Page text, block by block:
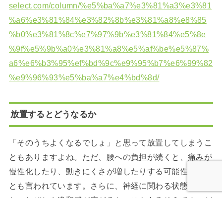
select.com/column/%e5%ba%a7%e3%81%a3%e3%81
%a6%e3%81%84%e3%82%8b%e3%81%a8%e8%85
%b0%e3%81%8c%e7%97%9b%e3%81%84%e5%8e
%9f%e5%9b%a0%e3%81%a8%e5%af%be%e5%87%
a6%e6%b3%95%ef%bd%9c%e9%95%b7%e6%99%82
%e9%96%93%e5%ba%a7%e4%bd%8d/
放置するとどうなるか
「そのうちよくなるでしょ」と思って放置してしまうこ
ともありますよね。ただ、腰への負担が続くと、痛みが
慢性化したり、動きにくさが増したりする可能性がある
とも言われています。さらに、神経に関わる状態が進む